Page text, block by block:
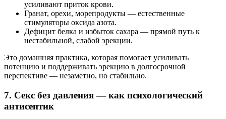
усиливают приток крови.
Гранат, орехи, морепродукты — естественные
стимуляторы оксида азота.
Дефицит белка и избыток сахара — прямой путь к
нестабильной, слабой эрекции.
Это домашняя практика, которая помогает усиливать
потенцию и поддерживать эрекцию в долгосрочной
перспективе — незаметно, но стабильно.
7. Секс без давления — как психологический
антисептик